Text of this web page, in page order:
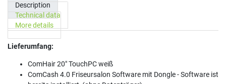
Description
Technical data
More details
Lieferumfang:
ComHair 20" TouchPC weiß
ComCash 4.0 Friseursalon Software mit Dongle - Software ist